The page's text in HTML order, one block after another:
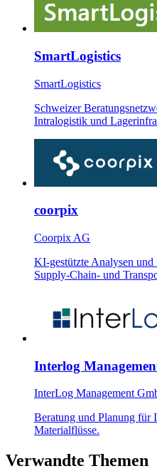
SmartLogistics
SmartLogistics
Schweizer
Intralogistik und
coorpix
Coorpix AG
KI-gestützte Analysen und
Supply-Chain- und
Interlog
InterLog Management
Beratung und Planung für
Materialflüsse.
Verwandte Themen